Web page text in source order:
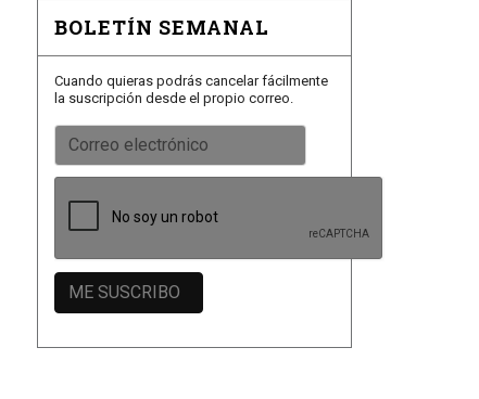
BOLETÍN SEMANAL
Cuando quieras podrás cancelar fácilmente
la suscripción desde el propio correo.